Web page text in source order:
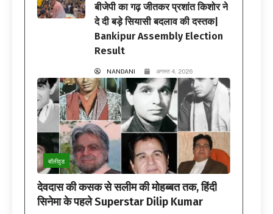
बीजेपी का गढ़ जीतकर प्रशांत किशोर ने
दे दी बड़े सियासी बदलाव की दस्तक|
Bankipur Assembly Election
Result
NANDANI अगस्त 4, 2026
बॉलीवुड
देवदास की कसक से सलीम की मोहब्बत तक, हिंदी
सिनेमा के पहले Superstar Dilip Kumar